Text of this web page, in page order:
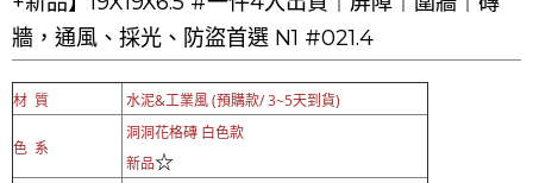
牆，通風、採光、防盜首選 N1 #021.4
材 質 水泥&工業風 (預購款/ 3~5天到貨)
色 系
洞洞花格磚 白色款
新品☆